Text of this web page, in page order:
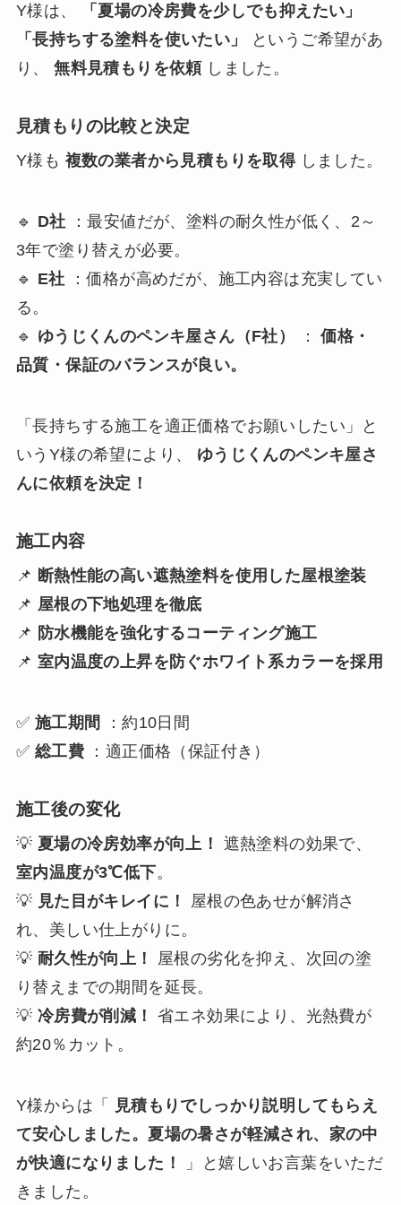
Y様は、
「夏場の冷房費を少しでも抑えたい」
「長持ちする塗料を使いたい」
というご希望があ
り、無料見積もりを依頼しました。
見積もりの比較と決定
Y様も 複数の業者から見積もりを取得しました。
🔹 D社 ：最安値だが、塗料の耐久性が低く、2～
3年で塗り替えが必要。
🔹 E社 ：価格が高めだが、施工内容は充実してい
る。
🔹 ゆうじくんのペンキ屋さん（F社） ：価格・
品質・保証のバランスが良い。
「長持ちする施工を適正価格でお願いしたい」と
いうY様の希望により、 ゆうじくんのペンキ屋さ
んに依頼を決定！
施工内容
📌 断熱性能の高い遮熱塗料を使用した屋根塗装
📌 屋根の下地処理を徹底
📌 防水機能を強化するコーティング施工
📌 室内温度の上昇を防ぐホワイト系カラーを採用
✅ 施工期間
：約10日間
✅ 総工費：適正価格（保証付き）
施工後の変化
💡 夏場の冷房効率が向上！
遮熱塗料の効果で、
室内温度が3℃低下。
💡 見た目がキレイに！
屋根の色あせが解消さ
れ、美しい仕上がりに。
💡 耐久性が向上！
屋根の劣化を抑え、次回の塗
り替えまでの期間を延長。
💡 冷房費が削減！
省エネ効果により、光熱費が
約20％カット。
Y様からは「
見積もりでしっかり説明してもらえ
て安心しました。夏場の暑さが軽減され、家の中
が快適になりました！
」と嬉しいお言葉をいただ
きました。